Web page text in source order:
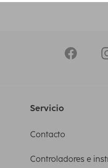
Servicio
Contacto
Controladores e